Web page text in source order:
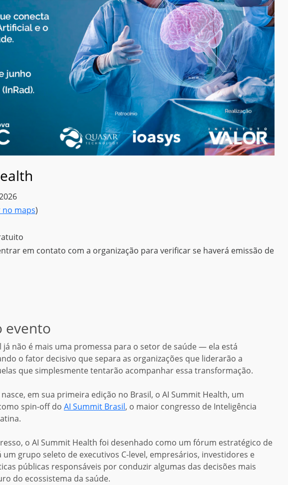
no maps)
em contato com a organização para verificar se haverá emissão de
evento
já não é mais uma promessa para o setor de saúde — ela está
o fator decisivo que separa as organizações que liderarão a
que simplesmente tentarão acompanhar essa transformação.
em sua primeira edição no Brasil, o AI Summit Health, um
spin-off do AI Summit Brasil, o maior congresso de Inteligência
o AI Summit Health foi desenhado como um fórum estratégico de
grupo seleto de executivos C-level, empresários, investidores e
públicas responsáveis por conduzir algumas das decisões mais
do ecossistema da saúde.